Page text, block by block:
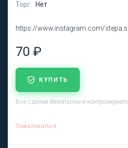
Торг:
Нет
https://www.instagram.com/
70 ₽
КУПИТЬ
Все сделки безопасны и
Пожаловаться